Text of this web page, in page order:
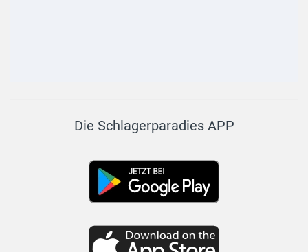
Die Schlagerparadies APP